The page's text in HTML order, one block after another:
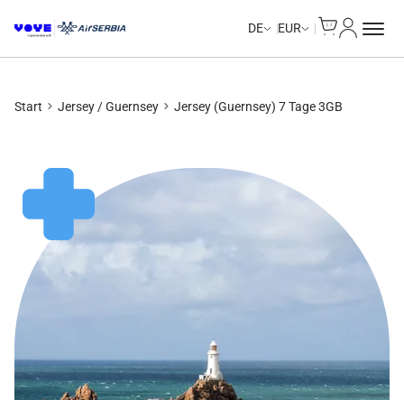
DE EUR
Start Jersey / Guernsey Jersey (Guernsey) 7 Tage 3GB